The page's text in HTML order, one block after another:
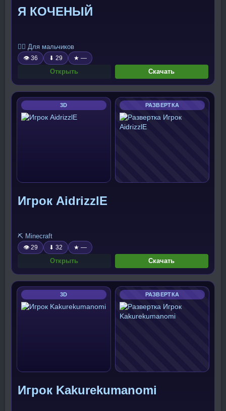
Я КОЧЕНЫЙ
🧍‍♂️ Для мальчиков
👁 36 ⬇ 29 ★ —
Открыть Скачать
3D РАЗВЕРТКА
Игрок AidrizzlE
⛏️ Minecraft
👁 29 ⬇ 32 ★ —
Открыть Скачать
3D РАЗВЕРТКА
Игрок Kakurekumanomi